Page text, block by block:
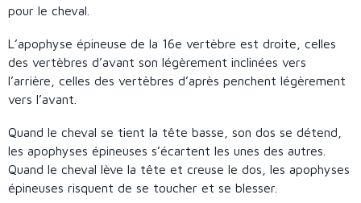
pour le cheval.
L’apophyse épineuse de la 16e vertèbre est droite, celles
des vertèbres d’avant son légèrement inclinées vers
l’arrière, celles des vertèbres d’après penchent légèrement
vers l’avant.
Quand le cheval se tient la tête basse, son dos se détend,
les apophyses épineuses s’écartent les unes des autres.
Quand le cheval lève la tête et creuse le dos, les apophyses
épineuses risquent de se toucher et se blesser.